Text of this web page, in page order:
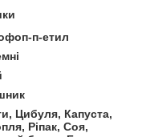
п-етил
Цибуля, Капуста,
Ріпак, Соя,